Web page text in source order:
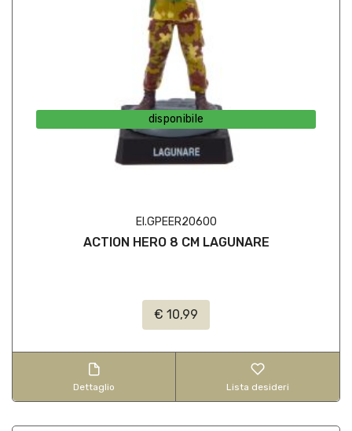
disponibile
EI.GPEER20600
ACTION HERO 8 CM LAGUNARE
€ 10,99
Dettaglio Lista desideri